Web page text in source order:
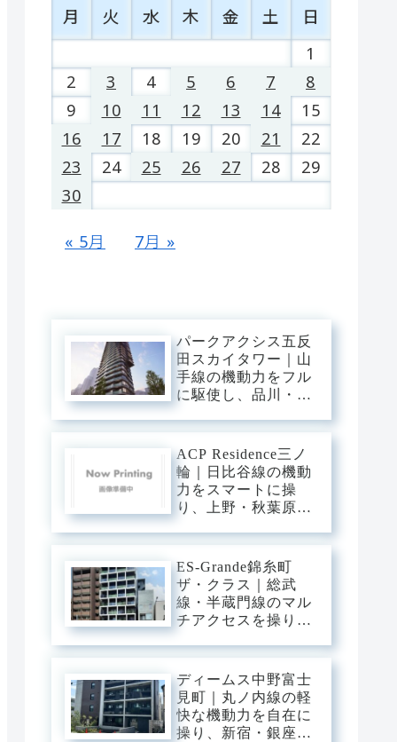
月 火 水 木 金 土
日
1
2
3 4 5 6 7
8
9
10 11 12 13 14
15
16
17 18 19 20 21
22
23
24 25 26 27 28
29
30
« 5月 7月 »
パークアクシス五反
田スカイタワー｜山
手線の機動力をフル
に駆使し、品川・渋
黒川のほとりに輝
く、タワーの解放感
と静穏を纏うプレミ
アム・ベース。
ACP Residence三ノ
輪｜日比谷線の機動
力をスマートに操
り、上野・秋葉原・
三ノ輪の「味わい深
い情緒」を普段使い
にし、静穏な私域に
寛ぐアーバン・ベー
ス。
ES-Grande錦糸町
ザ・クラス｜総武
線・半蔵門線のマル
チアクセスを操り、
へ一直線。錦糸町の
「先進インフラ」を
普段使いにし、静穏
な私域に寛ぐアーバ
ン・ベース。
ディームス中野富士
見町｜丸ノ内線の軽
快な機動力を自在に
操り、新宿・銀座・